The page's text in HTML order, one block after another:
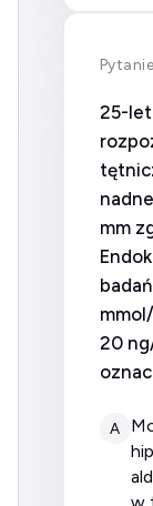
25-
mm
20
A
można rozpoznać pierwotny